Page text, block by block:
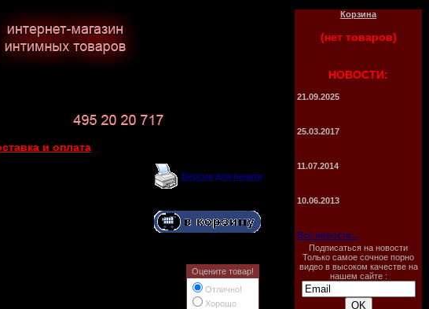
и оплата
Версия для печати
Оцените товар!
Отлично!
Хорошо
Корзина
(нет товаров)
НОВОСТИ:
21.09.2025
25.03.2017
11.07.2014
10.06.2013
Все новости...
Подписаться на новости
Только самое сочное порно
видео в высоком качестве на
нашем сайте :